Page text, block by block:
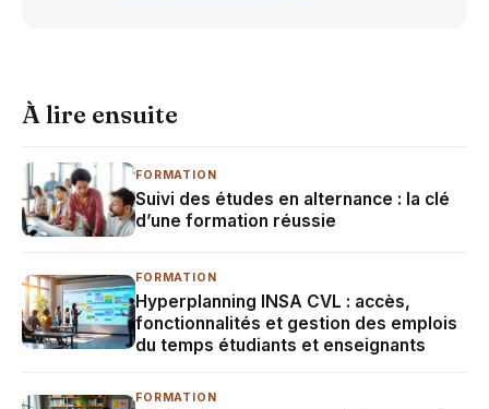
À lire ensuite
FORMATION
Suivi des études en alternance : la clé
d’une formation réussie
FORMATION
Hyperplanning INSA CVL : accès,
fonctionnalités et gestion des emplois
du temps étudiants et enseignants
FORMATION